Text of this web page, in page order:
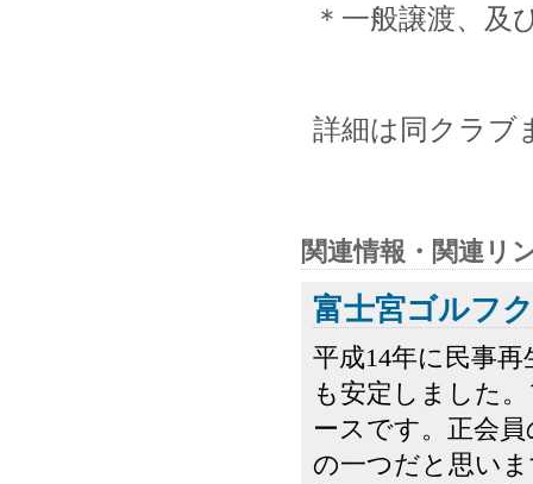
＊一般譲渡、及
詳細は同クラブ
関連情報・関連リ
富士宮ゴルフ
平成14年に民事
も安定しました
ースです。正会
の一つだと思い